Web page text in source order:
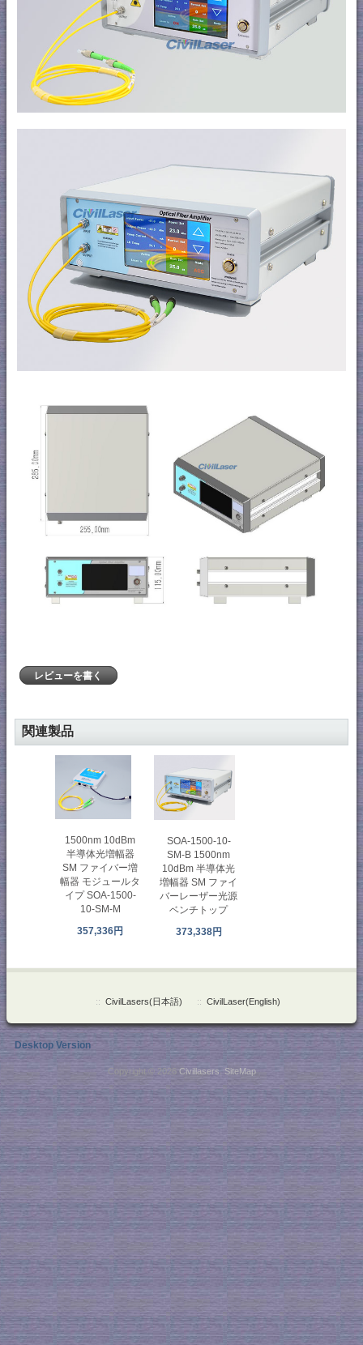
レビューを書く
関連製品
1500nm 10dBm
半導体光増幅器
SM ファイバー増
幅器 モジュールタ
イプ SOA-1500-
10-SM-M
357,336円
SOA-1500-10-
SM-B 1500nm
10dBm 半導体光
増幅器 SM ファイ
バーレーザー光源
ベンチトップ
373,338円
:: CivilLasers(日本語) :: CivilLaser(English)
Desktop Version
Copyright © 2026 Civillasers SiteMap